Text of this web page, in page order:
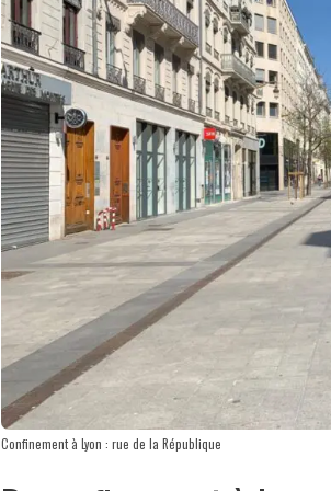
Confinement à Lyon : rue de la République